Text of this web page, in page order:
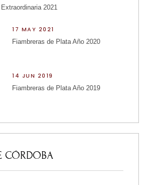
Extraordinaria 2021
17 MAY 2021
Fiambreras de Plata Año 2020
14 JUN 2019
Fiambreras de Plata Año 2019
CÓRDOBA